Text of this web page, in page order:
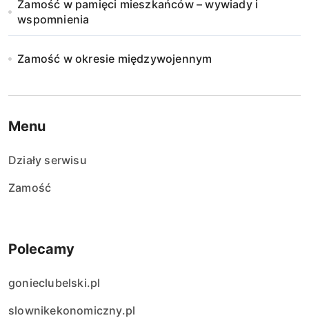
Zamość w pamięci mieszkańców – wywiady i
wspomnienia
Zamość w okresie międzywojennym
Menu
Działy serwisu
Zamość
Polecamy
gonieclubelski.pl
slownikekonomiczny.pl